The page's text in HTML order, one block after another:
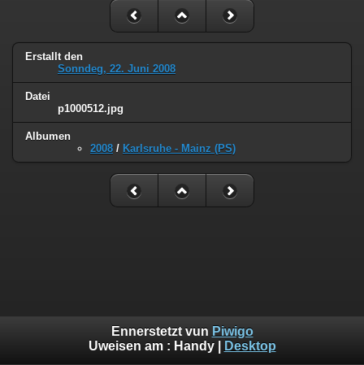
Erstallt den
Sonndeg, 22. Juni 2008
Datei
p1000512.jpg
Albumen
2008 / Karlsruhe - Mainz (PS)
Ennerstetzt vun Piwigo
Uweisen am : Handy| Desktop